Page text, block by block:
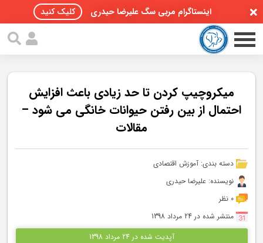
اینستاگرام مربی سگ علیرضا حیدری کلیک کنید
پادکست سگ ها
سمینار تهران 96
گواهینامه ها
میکروچیپ کردن تا حد زیادی باعث افزایش
احتمال از بین رفتن حیوانات خانگی می شود –
مقالات
دسته بندی:آموزش اقتصادی
نویسنده: علیرضا حیدری
0 نظر
منتشر شده در 24 مرداد 1398
آپدیت شده در 24 مرداد 1398